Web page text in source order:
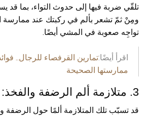
تلقّي ضربة فيها إلى حدوث التواء، بما قد
ومِنْ ثمّ تشعر بألم في ركبتك عند ممارسة
تواجِه صعوبة في المشي أيضًا.
اقرأ أيضًا:تمارين القرفصاء للرجال..
ممارستها الصحيحة
3. متلازمة ألم الرضفة والفخذ:
قد تسبّب تلك المتلازمة ألمًا حول الرضفة